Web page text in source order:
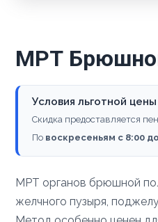
МРТ
Условия льготной цены
Скидка предоставляется
По воскресеньям с 8:00
МРТ органов брюшной
желчного пузыря,